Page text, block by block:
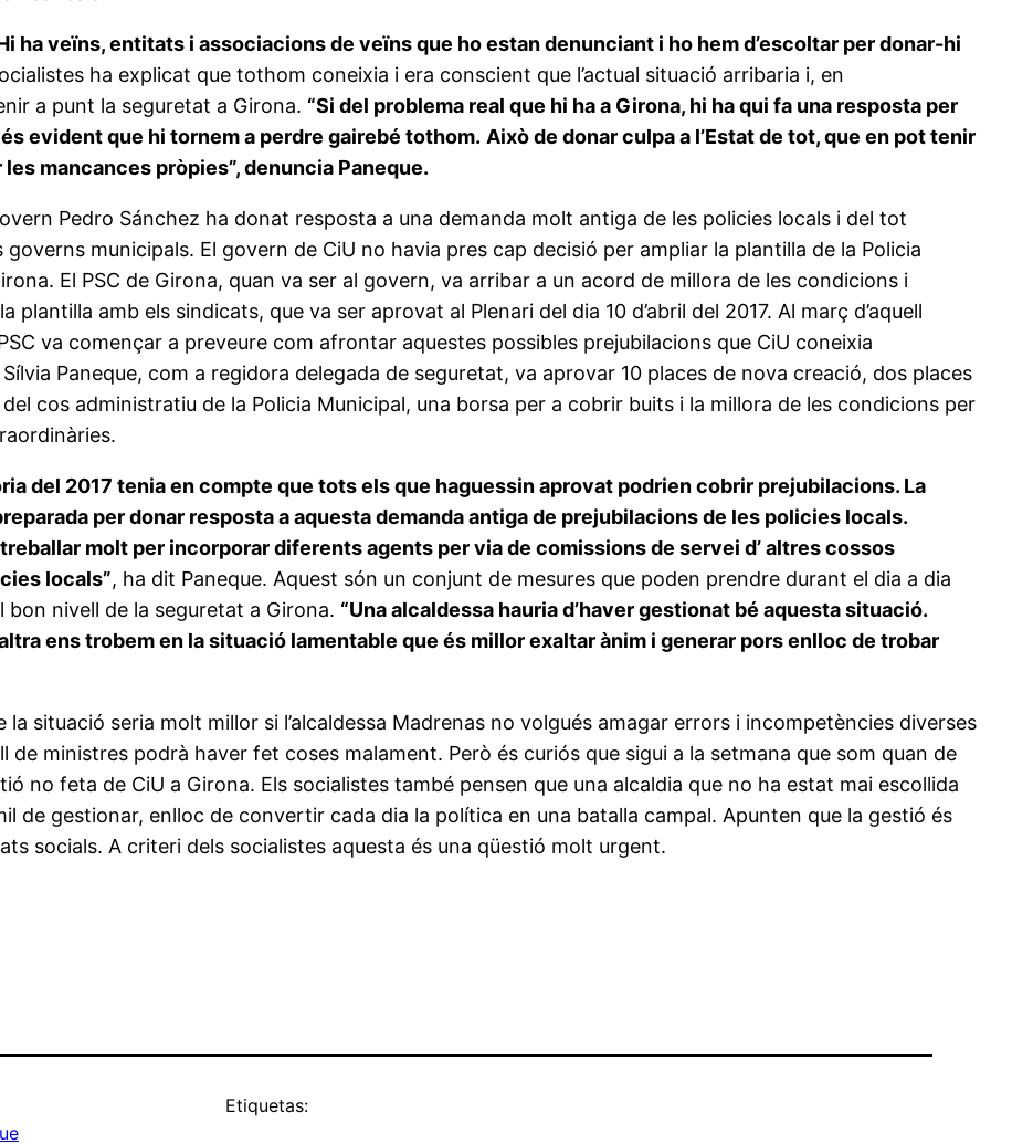
ha veïns, entitats i associacions de veïns que ho estan denunciant i ho hem d’escoltar per donar-hi
ha explicat que tothom coneixia i era conscient que l’actual situació arribaria i, en
a punt la seguretat a Girona. “Si del problema real que hi ha a Girona, hi ha qui fa una resposta per
evident que hi tornem a perdre gairebé tothom. Això de donar culpa a l’Estat de tot, que en pot tenir
mancances pròpies”, denuncia Paneque.
Pedro Sánchez ha donat resposta a una demanda molt antiga de les policies locals i del tot
governs municipals. El govern de CiU no havia pres cap decisió per ampliar la plantilla de la Policia
El PSC de Girona, quan va ser al govern, va arribar a un acord de millora de les condicions i
plantilla amb els sindicats, que va ser aprovat al Plenari del dia 10 d’abril del 2017. Al març d’aquell
va començar a preveure com afrontar aquestes possibles prejubilacions que CiU coneixia
Paneque, com a regidora delegada de seguretat, va aprovar 10 places de nova creació, dos places
cos administratiu de la Policia Municipal, una borsa per a cobrir buits i la millora de les condicions per
del 2017 tenia en compte que tots els que haguessin aprovat podrien cobrir prejubilacions. La
per donar resposta a aquesta demanda antiga de prejubilacions de les policies locals.
molt per incorporar diferents agents per via de comissions de servei d’ altres cossos
locals”, ha dit Paneque. Aquest són un conjunt de mesures que poden prendre durant el dia a dia
bon nivell de la seguretat a Girona. “Una alcaldessa hauria d’haver gestionat bé aquesta situació.
ens trobem en la situació lamentable que és millor exaltar ànim i generar pors enlloc de trobar
situació seria molt millor si l’alcaldessa Madrenas no volgués amagar errors i incompetències diverses
de ministres podrà haver fet coses malament. Però és curiós que sigui a la setmana que som quan de
no feta de CiU a Girona. Els socialistes també pensen que una alcaldia que no ha estat mai escollida
de gestionar, enlloc de convertir cada dia la política en una batalla campal. Apunten que la gestió és
socials. A criteri dels socialistes aquesta és una qüestió molt urgent.
Etiquetas: